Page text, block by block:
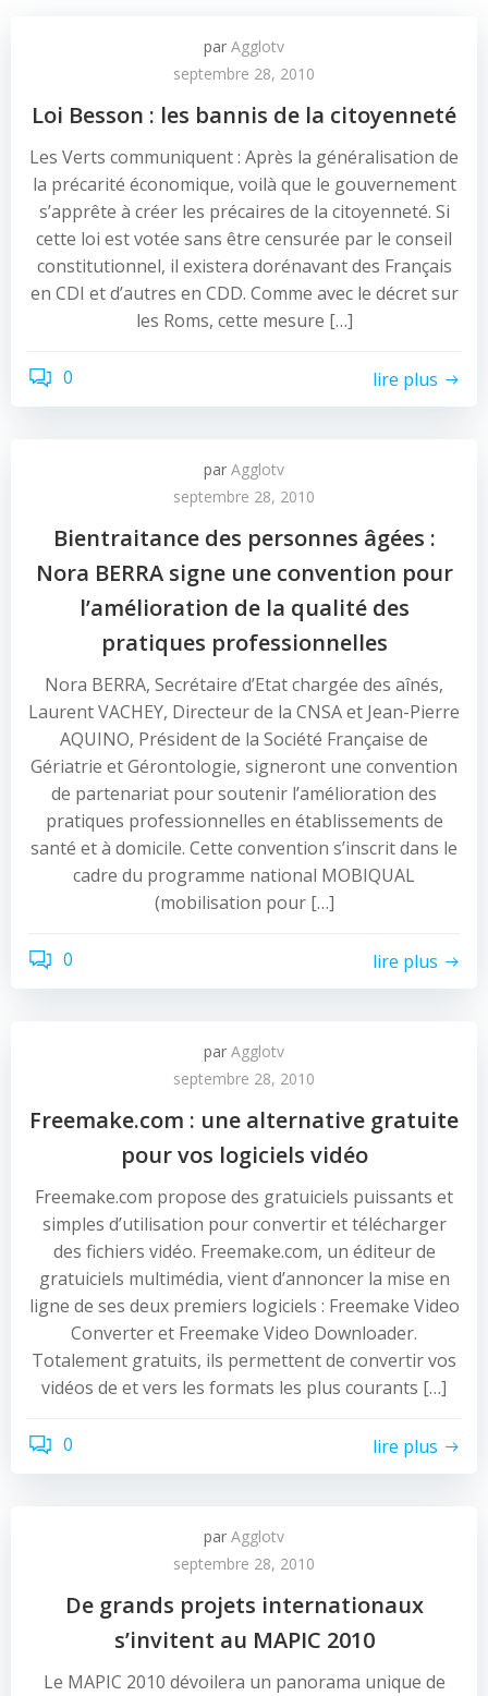
par Agglotv
septembre 28, 2010
Loi Besson : les bannis de la citoyenneté
Les Verts communiquent : Après la généralisation de
la précarité économique, voilà que le gouvernement
s’apprête à créer les précaires de la citoyenneté. Si
cette loi est votée sans être censurée par le conseil
constitutionnel, il existera dorénavant des Français
en CDI et d’autres en CDD. Comme avec le décret sur
les Roms, cette mesure […]
0 lire plus
par Agglotv
septembre 28, 2010
Bientraitance des personnes âgées :
Nora BERRA signe une convention pour
l’amélioration de la qualité des
pratiques professionnelles
Nora BERRA, Secrétaire d’Etat chargée des aînés,
Laurent VACHEY, Directeur de la CNSA et Jean-Pierre
AQUINO, Président de la Société Française de
Gériatrie et Gérontologie, signeront une convention
de partenariat pour soutenir l’amélioration des
pratiques professionnelles en établissements de
santé et à domicile. Cette convention s’inscrit dans le
cadre du programme national MOBIQUAL
(mobilisation pour […]
0 lire plus
par Agglotv
septembre 28, 2010
Freemake.com : une alternative gratuite
pour vos logiciels vidéo
Freemake.com propose des gratuiciels puissants et
simples d’utilisation pour convertir et télécharger
des fichiers vidéo. Freemake.com, un éditeur de
gratuiciels multimédia, vient d’annoncer la mise en
ligne de ses deux premiers logiciels : Freemake Video
Converter et Freemake Video Downloader.
Totalement gratuits, ils permettent de convertir vos
vidéos de et vers les formats les plus courants […]
0 lire plus
par Agglotv
septembre 28, 2010
De grands projets internationaux
s’invitent au MAPIC 2010
Le MAPIC 2010 dévoilera un panorama unique de